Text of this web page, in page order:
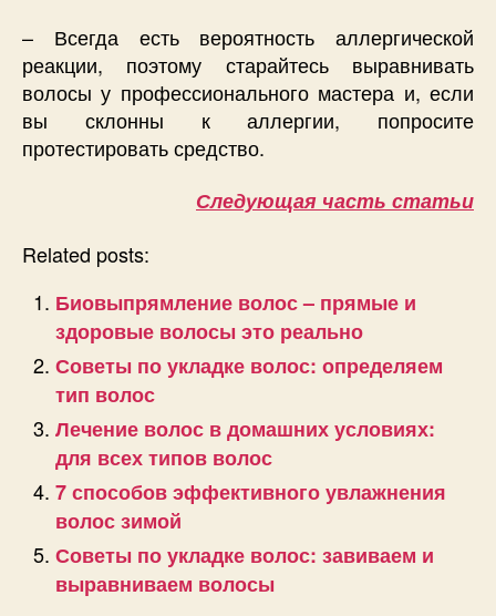
– Всегда есть вероятность аллергической
реакции, поэтому старайтесь выравнивать
волосы у профессионального мастера и, если
вы склонны к аллергии, попросите
протестировать средство.
Следующая часть статьи
Related posts:
Биовыпрямление волос – прямые и
здоровые волосы это реально
Советы по укладке волос: определяем
тип волос
Лечение волос в домашних условиях:
для всех типов волос
7 способов эффективного увлажнения
волос зимой
Советы по укладке волос: завиваем и
выравниваем волосы